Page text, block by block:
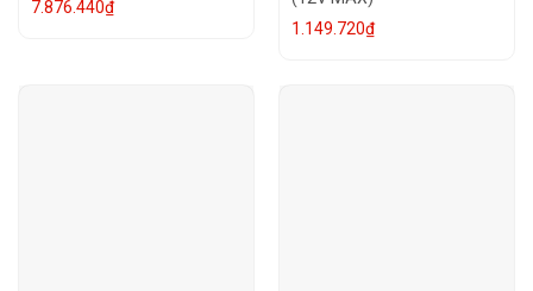
7.876.440₫
1.149.720₫